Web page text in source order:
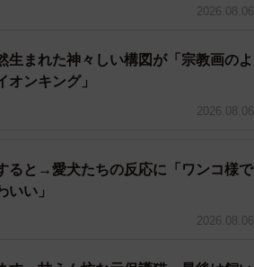
2026.08.06
生まれた神々しい構図が「宗教画のよ
ンキング」
2026.08.06
ると→愛犬たちの反応に「ワンコ様で
い」
2026.08.06